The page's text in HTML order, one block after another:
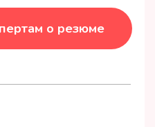
о резюме